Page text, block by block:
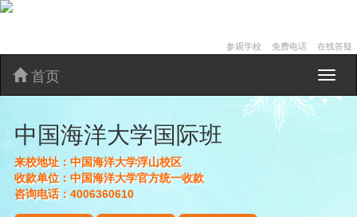
在线答疑
免费电话
参观学校
中
国
首页
中国海洋大学国际班
来校地址： 中国海洋大学浮山校区
收款单位： 中国海洋大学官方统一收款
咨询电话： 4006360610